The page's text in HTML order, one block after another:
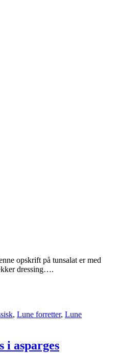
opskrift på tunsalat er med
dressing….
, Lune forretter, Lune
i asparges